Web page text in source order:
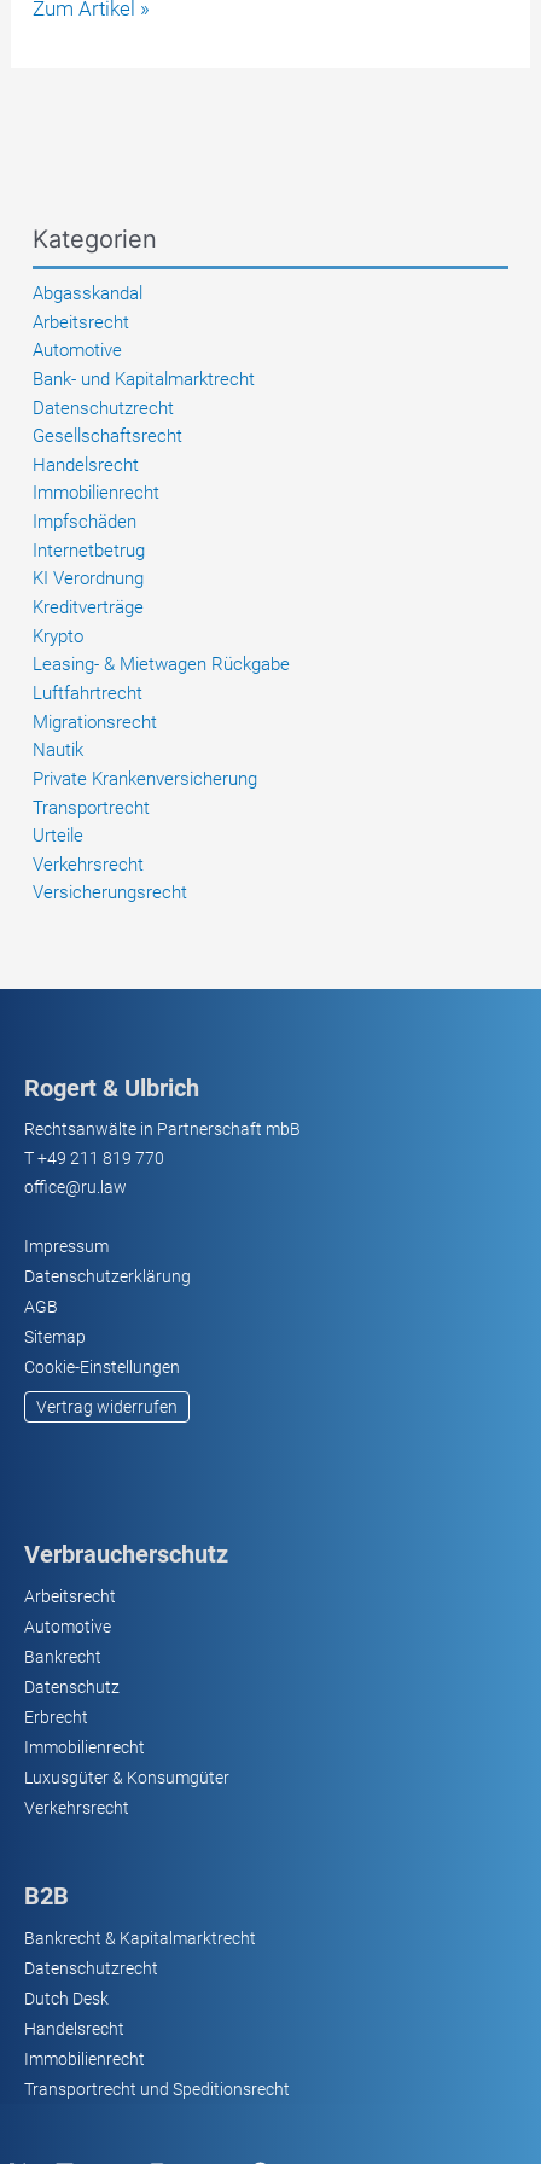
LG
–
das
Urteil
verständlich
erklärt
Zum Artikel »
Kategorien
Abgasskandal
Arbeitsrecht
Automotive
Bank- und Kapitalmarktrecht
Datenschutzrecht
Gesellschaftsrecht
Handelsrecht
Immobilienrecht
Impfschäden
Internetbetrug
KI Verordnung
Kreditverträge
Krypto
Leasing- & Mietwagen Rückgabe
Luftfahrtrecht
Migrationsrecht
Nautik
Private Krankenversicherung
Transportrecht
Urteile
Verkehrsrecht
Versicherungsrecht
Rogert & Ulbrich
Rechtsanwälte in Partnerschaft mbB
T+49 211 819 770
office@ru.law
Impressum
Datenschutzerklärung
AGB
Sitemap
Cookie-Einstellungen
Vertrag widerrufen
Verbraucherschutz
Arbeitsrecht
Automotive
Bankrecht
Datenschutz
Erbrecht
Immobilienrecht
Luxusgüter & Konsumgüter
Verkehrsrecht
B2B
Bankrecht & Kapitalmarktrecht
Datenschutzrecht
Dutch Desk
Handelsrecht
Immobilienrecht
Transportrecht und Speditionsrecht